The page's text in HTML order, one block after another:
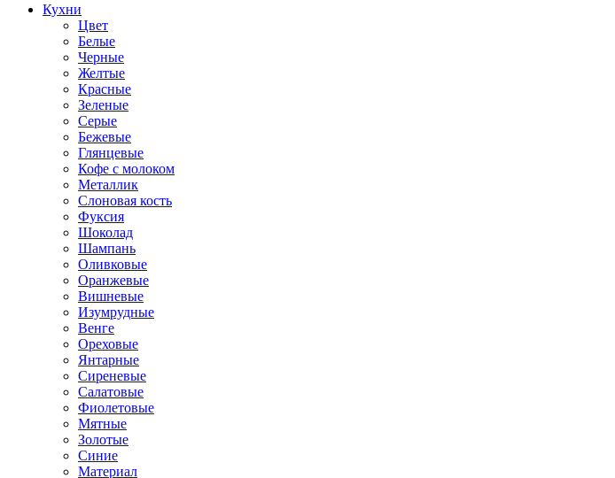
Кухни
Цвет
Белые
Черные
Желтые
Красные
Зеленые
Серые
Бежевые
Глянцевые
Кофе с молоком
Металлик
Слоновая кость
Фуксия
Шоколад
Шампань
Оливковые
Оранжевые
Вишневые
Изумрудные
Венге
Ореховые
Янтарные
Сиреневые
Салатовые
Фиолетовые
Мятные
Золотые
Синие
Материал